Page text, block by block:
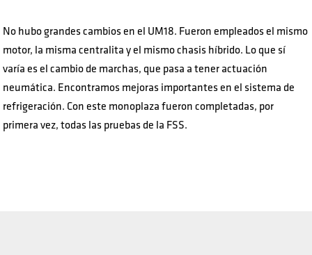
No hubo grandes cambios en el UM18. Fueron empleados el mismo
motor, la misma centralita y el mismo chasis híbrido. Lo que sí
varía es el cambio de marchas, que pasa a tener actuación
neumática. Encontramos mejoras importantes en el sistema de
refrigeración. Con este monoplaza fueron completadas, por
primera vez, todas las pruebas de la FSS.